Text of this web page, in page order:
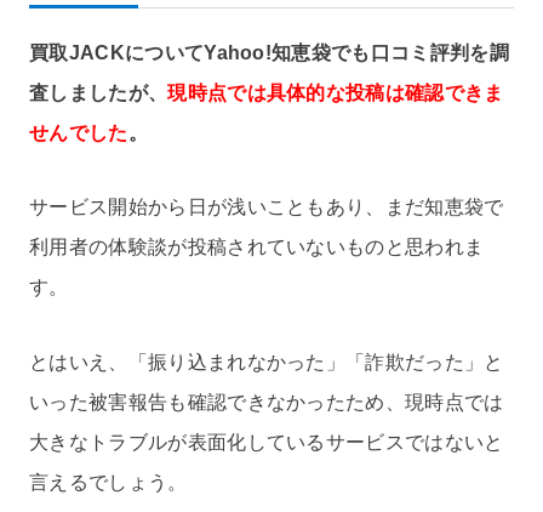
買取JACKについてYahoo!知恵袋でも口コミ評判を調
査しましたが、現時点では具体的な投稿は確認できま
せんでした。
サービス開始から日が浅いこともあり、まだ知恵袋で
利用者の体験談が投稿されていないものと思われま
す。
とはいえ、「振り込まれなかった」「詐欺だった」と
いった被害報告も確認できなかったため、現時点では
大きなトラブルが表面化しているサービスではないと
言えるでしょう。